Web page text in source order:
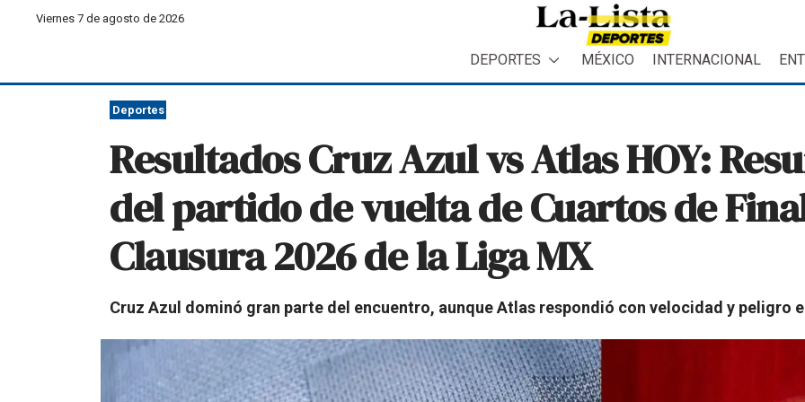
Viernes 7 de agosto de 2026
DEPORTES MÉXICO INTERNACIONAL
Deportes
Resultados Cruz Azul vs Atlas HOY:
del partido de vuelta de Cuartos de
Clausura 2026 de la Liga MX
Cruz Azul dominó gran parte del encuentro, aunque Atlas respondió con velocidad y peligro